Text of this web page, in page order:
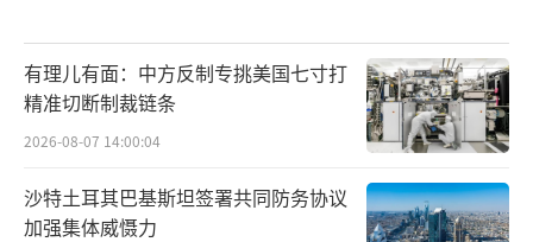
有理儿有面：中方反制专挑美国七寸打
精准切断制裁链条
2026-08-07 14:00:04
沙特土耳其巴基斯坦签署共同防务协议
加强集体威慑力